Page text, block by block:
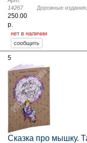
Дорожные издания
14267
250.00
р.
нет в наличии
5
Сказка про мышку.